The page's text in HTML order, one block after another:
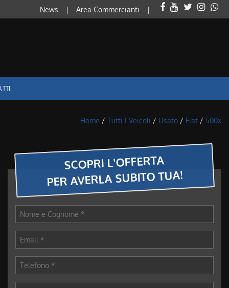
News Area Commercianti
Home / Tutti I Veicoli / Usato / Fiat / 500x
SCOPRI L'OFFERTA
PER AVERLA SUBITO TUA!